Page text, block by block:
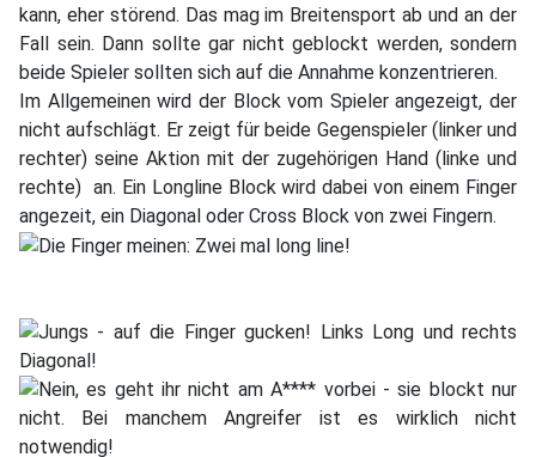
kann, eher störend. Das mag im Breitensport ab und an der
Fall sein. Dann sollte gar nicht geblockt werden, sondern
beide Spieler sollten sich auf die Annahme konzentrieren.
Im Allgemeinen wird der Block vom Spieler angezeigt, der
nicht aufschlägt. Er zeigt für beide Gegenspieler (linker und
rechter) seine Aktion mit der zugehörigen Hand (linke und
rechte) an. Ein Longline Block wird dabei von einem Finger
angezeit, ein Diagonal oder Cross Block von zwei Fingern.